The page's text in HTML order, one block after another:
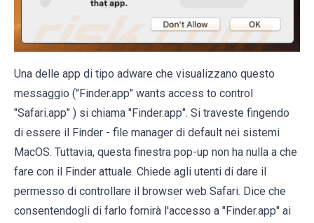
Una delle app di tipo adware che visualizzano questo
messaggio ("Finder.app" wants access to control
"Safari.app" ) si chiama "Finder.app". Si traveste fingendo
di essere il Finder - file manager di default nei sistemi
MacOS. Tuttavia, questa finestra pop-up non ha nulla a che
fare con il Finder attuale. Chiede agli utenti di dare il
permesso di controllare il browser web Safari. Dice che
consentendogli di farlo fornirà l'accesso a "Finder.app" ai